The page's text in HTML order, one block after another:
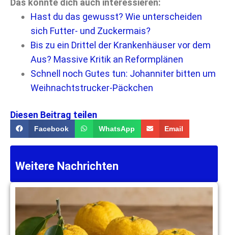
Hast du das gewusst? Wie unterscheiden
sich Futter- und Zuckermais?
Bis zu ein Drittel der Krankenhäuser vor dem
Aus? Massive Kritik an Reformplänen
Schnell noch Gutes tun: Johanniter bitten um
Weihnachtstrucker-Päckchen
Diesen Beitrag teilen
Facebook WhatsApp Email
Weitere Nachrichten